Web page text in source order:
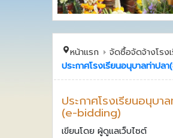
หน้าแรก
จัดซื้อจัดจ้างโรง
ประกาศโรงเรียนอนุบาลท่าป
ประกาศโรงเรียนอนุบ
(e-bidding)
เขียนโดย ผู้ดูแลเว็บไซต์